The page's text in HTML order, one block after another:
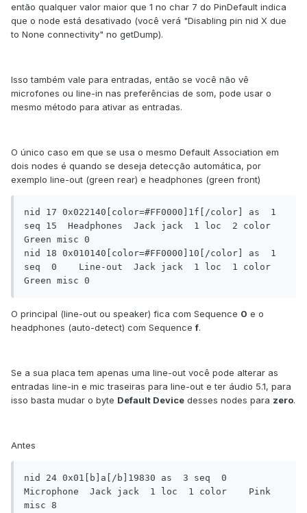
então qualquer valor maior que 1 no char 7 do PinDefault indica
que o node está desativado (você verá "Disabling pin nid X due
to None connectivity" no getDump).
Isso também vale para entradas, então se você não vê
microfones ou line-in nas preferências de som, pode usar o
mesmo método para ativar as entradas.
O único caso em que se usa o mesmo Default Association em
dois nodes é quando se deseja detecção automática, por
exemplo line-out (green rear) e headphones (green front)
nid 17 0x022140[color=#FF0000]1f[/color] as  1
seq 15	Headphones  Jack jack  1 loc  2 color
Green misc 0
nid 18 0x010140[color=#FF0000]10[/color] as  1
seq  0	  Line-out  Jack jack  1 loc  1 color
Green misc 0
O principal (line-out ou speaker) fica com Sequence 0 e o
headphones (auto-detect) com Sequencef.
Se a sua placa tem apenas uma line-out você pode alterar as
entradas line-in e mic traseiras para line-out e ter áudio 5.1, para
isso basta mudar o byte Default Device desses nodes para zero.
Antes
nid 24 0x01[b]a[/b]19830 as  3 seq  0
Microphone  Jack jack  1 loc  1 color    Pink
misc 8